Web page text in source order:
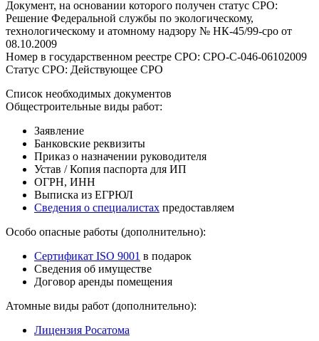
Документ, на основании которого получен статус СРО:
Решение Федеральной службы по экологическому,
технологическому и атомному надзору № НК-45/99-сро от
08.10.2009
Номер в государственном реестре СРО: СРО-С-046-06102009
Статус СРО: Действующее СРО
Список необходимых документов
Общестроительные виды работ:
Заявление
Банковские реквизиты
Приказ о назначении руководителя
Устав / Копия паспорта для ИП
ОГРН, ИНН
Выписка из ЕГРЮЛ
Сведения о специалистах предоставляем
Особо опасные работы (дополнительно):
Сертификат ISO 9001 в подарок
Сведения об имуществе
Договор аренды помещения
Атомные виды работ (дополнительно):
Лицензия Росатома